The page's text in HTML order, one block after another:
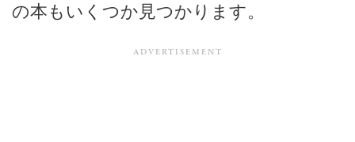
の本もいくつか見つかります。